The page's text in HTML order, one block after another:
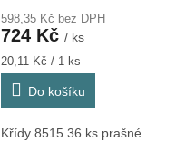
598,35 Kč bez DPH
724 Kč / ks
Měrná
cena:
20,11 Kč / 1 ks
Do košíku
Křídy 8515 36 ks prašné